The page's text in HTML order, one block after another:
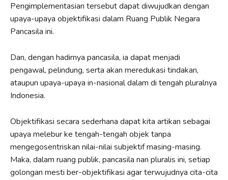
Pengimplementasian tersebut dapat diwujudkan dengan
upaya-upaya objektifikasi dalam Ruang Publik Negara
Pancasila ini.
Dan, dengan hadirnya pancasila, ia dapat menjadi
pengawal, pelindung, serta akan meredukasi tindakan,
ataupun upaya-upaya in-nasional dalam di tengah pluralnya
Indonesia.
Objektifikasi secara sederhana dapat kita artikan sebagai
upaya melebur ke tengah-tengah objek tanpa
mengegosentriskan nilai-nilai subjektif masing-masing.
Maka, dalam ruang publik, pancasila nan pluralis ini, setiap
golongan mesti ber-objektifikasi agar terwujudnya cita-cita